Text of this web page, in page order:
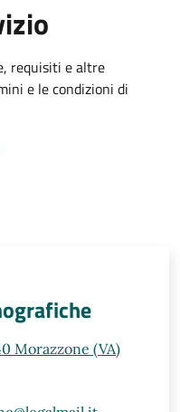
requisiti e altre
e le condizioni di
Morazzone (VA)